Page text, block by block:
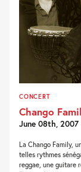
CONCERT
Chango
June 08th,
La Chango Family,
telles rythmes
reggae, une guitare